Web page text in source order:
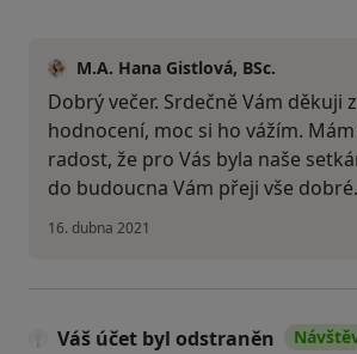
M.A. Hana Gistlová, BSc.
Dobrý večer. Srdečně Vám děkuji
hodnocení, moc si ho vážím.
radost, že pro Vás byla naše
do budoucna Vám přeji vše dobré.
16. dubna 2021
Váš účet byl odstraněn